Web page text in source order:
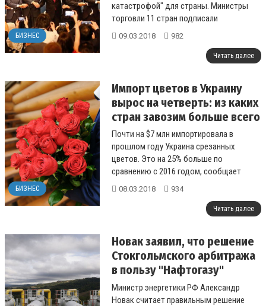
БИЗНЕС
катастрофой" для страны. Министры
торговли 11 стран подписали
соглашение без США...
09.03.2018 982
Читать далее
БИЗНЕС
Импорт цветов в Украину
вырос на четверть: из каких
стран завозим больше всего
Почти на $7 млн импортировала в
прошлом году Украина срезанных
цветов. Это на 25% больше по
сравнению с 2016 годом, сообщает
Украинский клуба аграрного бизнеса
08.03.2018 934
Читать далее
Новак заявил, что решение
Стокгольмского арбитража
в пользу "Нафтогазу"
"субсидирует украинскую
экономику"
Министр энергетики РФ Александр
Новак считает правильным решение